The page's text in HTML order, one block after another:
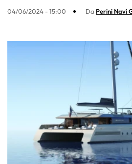
04/06/2024 - 15:00 Da Perini Navi